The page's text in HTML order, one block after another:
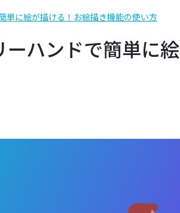
単に絵が描ける！お絵描き機能の使い方
ーハンドで簡単に